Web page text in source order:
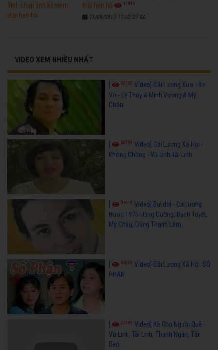
thời hẹn hò
17819
21/09/2017 11:02:37 SA
VIDEO XEM NHIỀU NHẤT
[ 67085 Video] Cải Lương Xưa - Bơ
Vơ - Lệ Thủy & Minh Vương & Mỹ
Châu
50839 Video] Cải Lương Xã Hội -
Không Chồng - Vũ Linh Tài Linh
36013 Video] Bụi đời - Cải lương
trước 1975 Hùng Cường, Bạch Tuyết,
Mỹ Châu, Dũng Thanh Lâm
34575 Video] Cải Lương Xã Hội: SỐ
PHẬN
24583 Video] Kẻ Chợ Người Quê -
Vũ Linh, Tài Linh, Thanh Ngân, Tấn
Beo